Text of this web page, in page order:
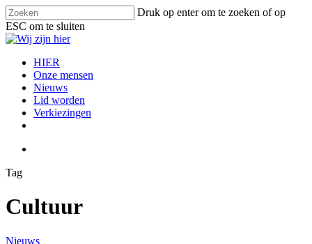
Skip
to
main
content
Druk op enter om te zoeken of op
ESC om te sluiten
Close
search
Menu
HIER
Onze mensen
Nieuws
Lid worden
Verkiezingen
Tag
Cultuur
Kunst
Nieuws